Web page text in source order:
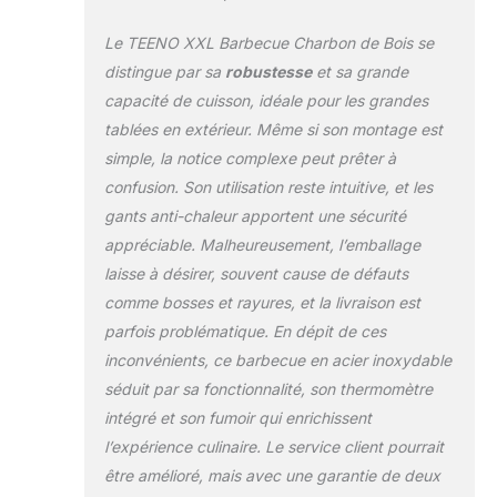
barbecue en
maximum ! Design
8-en-1, barbecue +
fête "en un clic"：
Avec cheminée
optimisée, charbon
plus ardent), ouvre-
bouteilles (ouvre
instantanément vos
bières glacées,
parfait pour
accompagner le
barbecue), plateaux
latéraux repliables
(posez
sauces, téléphone,
plus de galère),
Le TEENO XXL Barbecue Charbon de Bois se
distingue par sa robustesseet sa grande
capacité de cuisson, idéale pour les grandes
tablées en extérieur. Même si son montage est
simple, la notice complexe peut prêter à
confusion. Son utilisation reste intuitive, et les
gants anti-chaleur apportent une sécurité
appréciable. Malheureusement, l’emballage
laisse à désirer, souvent cause de défauts
comme bosses et rayures, et la livraison est
parfois problématique. En dépit de ces
inconvénients, ce barbecue en acier inoxydable
séduit par sa fonctionnalité, son thermomètre
intégré et son fumoir qui enrichissent
l’expérience culinaire. Le service client pourrait
être amélioré, mais avec une garantie de deux